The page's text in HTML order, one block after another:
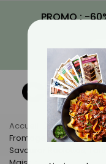
PROMO : -
Accueil Actus
Fromage Fondu Sans
Savourer Raclettes,